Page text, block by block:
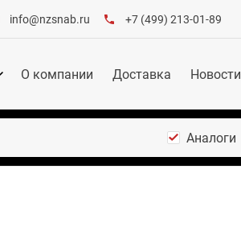
info@nzsnab.ru +7 (499) 213-01-89
О компании Доставка Новости
Аналоги